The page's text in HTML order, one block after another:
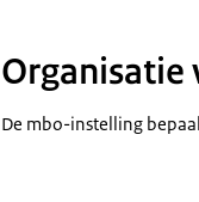
Organisatie
De mbo-instelling